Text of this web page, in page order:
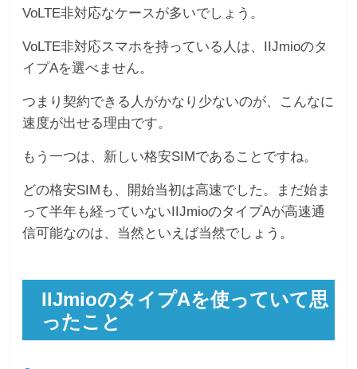
VoLTE非対応なケースが多いでしょう。
VoLTE非対応スマホを持っている人は、IIJmioのタ
イプAを選べません。
つまり契約できる人がかなり少ないのが、こんなに
速度が出せる理由です。
もう一つは、新しい格安SIMであることですね。
どの格安SIMも、開始当初は高速でした。まだ始ま
って半年も経っていないIIJmioのタイプAが高速通
信可能なのは、当然といえば当然でしょう。
IIJmioのタイプAを使っていて思
ったこと